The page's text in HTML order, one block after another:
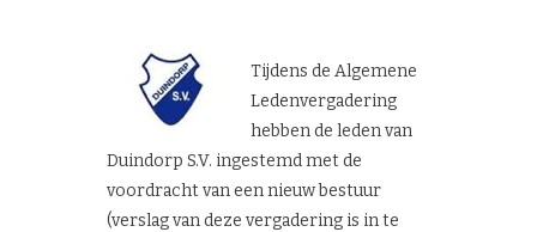
Tijdens de Algemene
Ledenvergadering
hebben de leden van
Duindorp S.V. ingestemd met de
voordracht van een nieuw bestuur
(verslag van deze vergadering is in te